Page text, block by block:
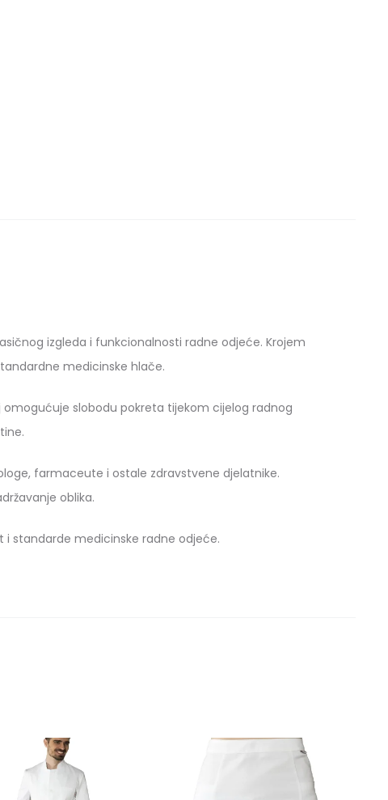
izgleda i funkcionalnosti radne odjeće. Krojem
medicinske hlače.
omogućuje slobodu pokreta tijekom cijelog radnog
farmaceute i ostale zdravstvene djelatnike.
oblika.
i standarde medicinske radne odjeće.